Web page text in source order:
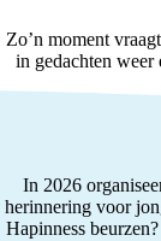
Zo’n moment
in gedachten weer
In 2026
herinnering voor
Hapinness